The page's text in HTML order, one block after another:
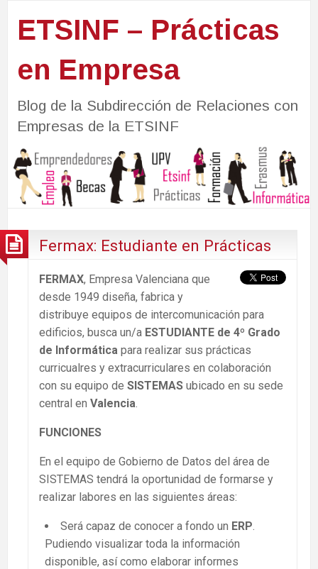
ETSINF – Prácticas
en Empresa
Blog de la Subdirección de Relaciones con
Empresas de la ETSINF
Fermax: Estudiante en Prácticas
FERMAX, Empresa Valenciana que
desde 1949 diseña, fabrica y
distribuye equipos de intercomunicación para
edificios, busca un/a ESTUDIANTE de 4º Grado
de Informática para realizar sus prácticas
curricualres y extracurriculares en colaboración
con su equipo de SISTEMAS ubicado en su sede
central en Valencia
FUNCIONES
En el equipo de Gobierno de Datos del área de
SISTEMAS tendrá la oportunidad de formarse y
realizar labores en las siguientes áreas:
Será capaz de conocer a fondo un ERP
Pudiendo visualizar toda la información
disponible, así como elaborar informes